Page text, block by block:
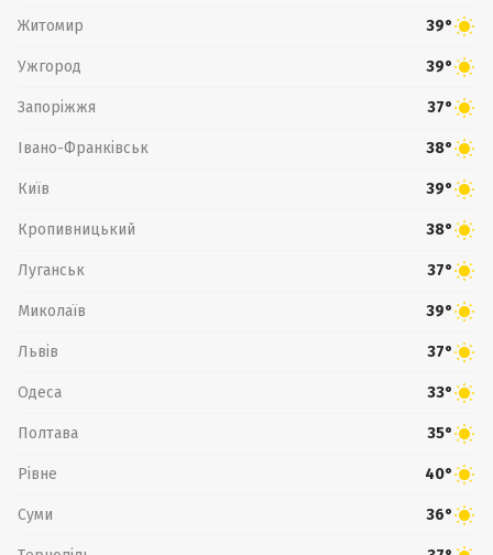
Житомир 39°
Ужгород 39°
Запоріжжя 37°
Івано-Франківськ 38°
Київ 39°
Кропивницький 38°
Луганськ 37°
Миколаїв 39°
Львів 37°
Одеса 33°
Полтава 35°
Рівне 40°
Суми 36°